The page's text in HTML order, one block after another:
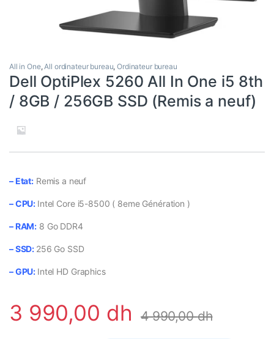
All in One,All ordinateur bureau,Ordinateur bureau
Dell OptiPlex 5260 All In One i5 8th
/ 8GB / 256GB SSD (Remis a neuf)
– Etat: Remis a neuf
– CPU: Intel Core i5-8500 ( 8eme Génération )
– RAM: 8 Go DDR4
– SSD: 256 Go SSD
– GPU: Intel HD Graphics
3 990,00 dh 4 990,00dh